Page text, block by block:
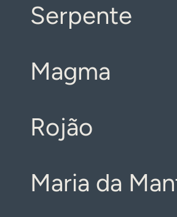
Serpente
Magma
Rojão
Maria da